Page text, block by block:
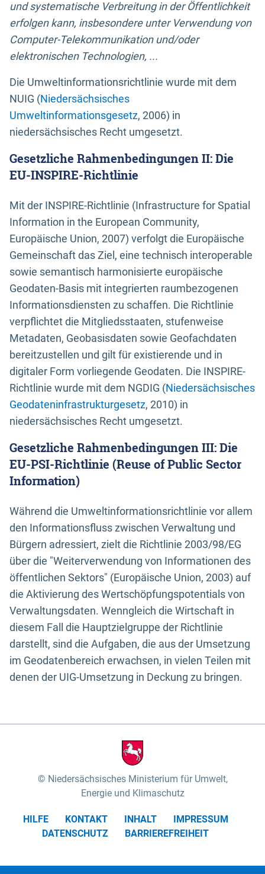
und systematische Verbreitung in der Öffentlichkeit
erfolgen kann, insbesondere unter Verwendung von
Computer-Telekommunikation und/oder
elektronischen Technologien, ...
Die Umweltinformationsrichtlinie wurde mit dem
NUIG (Niedersächsisches
Umweltinformationsgesetz, 2006) in
niedersächsisches Recht umgesetzt.
Gesetzliche Rahmenbedingungen II: Die
EU-INSPIRE-Richtlinie
Mit der INSPIRE-Richtlinie (Infrastructure for Spatial
Information in the European Community,
Europäische Union, 2007) verfolgt die Europäische
Gemeinschaft das Ziel, eine technisch interoperable
sowie semantisch harmonisierte europäische
Geodaten-Basis mit integrierten raumbezogenen
Informationsdiensten zu schaffen. Die Richtlinie
verpflichtet die Mitgliedsstaaten, stufenweise
Metadaten, Geobasisdaten sowie Geofachdaten
bereitzustellen und gilt für existierende und in
digitaler Form vorliegende Geodaten. Die INSPIRE-
Richtlinie wurde mit dem NGDIG (Niedersächsisches
Geodateninfrastrukturgesetz, 2010) in
niedersächsisches Recht umgesetzt.
Gesetzliche Rahmenbedingungen III: Die
EU-PSI-Richtlinie (Reuse of Public Sector
Information)
Während die Umweltinformationsrichtlinie vor allem
den Informationsfluss zwischen Verwaltung und
Bürgern adressiert, zielt die Richtlinie 2003/98/EG
über die "Weiterverwendung von Informationen des
öffentlichen Sektors" (Europäische Union, 2003) auf
die Aktivierung des Wertschöpfungspotentials von
Verwaltungsdaten. Wenngleich die Wirtschaft in
diesem Fall die Hauptzielgruppe der Richtlinie
darstellt, sind die Aufgaben, die aus der Umsetzung
im Geodatenbereich erwachsen, in vielen Teilen mit
denen der UIG-Umsetzung in Deckung zu bringen.
Niedersächsisches Ministerium für Umwelt,
Energie und Klimaschutz
HILFE KONTAKT INHALT
IMPRESSUM
DATENSCHUTZ
BARRIEREFREIHEIT